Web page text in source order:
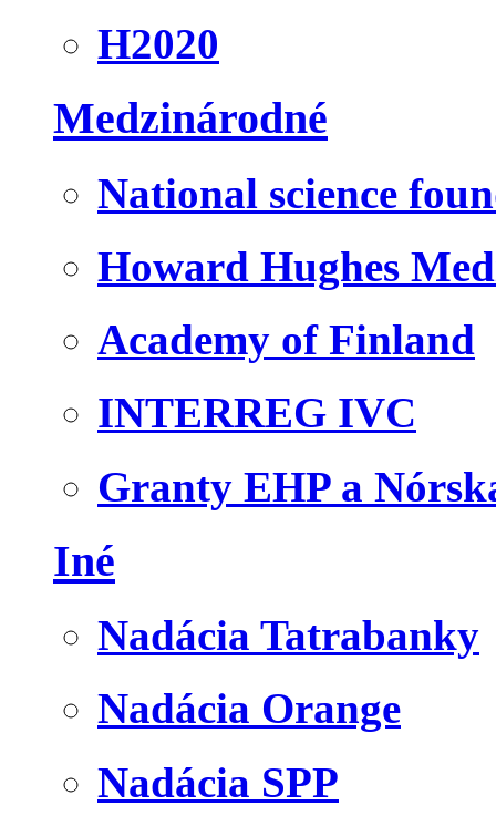
H2020
Medzinárodné
National science
Howard Hughes
Academy of Finland
INTERREG IVC
Granty EHP a
Iné
Nadácia Tatrabanky
Nadácia Orange
Nadácia SPP